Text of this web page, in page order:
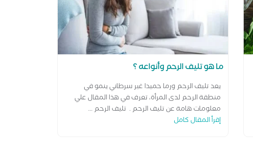
ما هو تليف الرحم وأنواعه ؟
يعد تليف الرحم ورما حميدا غير سرطاني ينمو في
منطقة الرحم لدى المرأة، تعرف في هذا المقال علي
معلومات هامة عن تليف الرحم . تليف الرحم ...
إقرأ المقال كامل